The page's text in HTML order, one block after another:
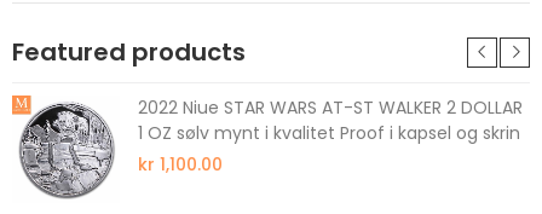
Featured products
2022 Niue STAR WARS AT-ST WALKER 2 DOLLAR
1 OZ sølv mynt i kvalitet Proof i kapsel og skrin
kr 1,100.00